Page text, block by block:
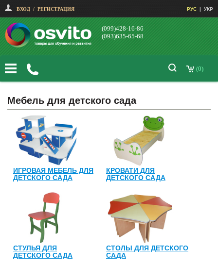
ВХОД / РЕГИСТРАЦИЯ РУС | УКР
(099)428-16-86
(093)635-65-68
(0)
Мебель для детского сада
ИГРОВАЯ МЕБЕЛЬ ДЛЯ
ДЕТСКОГО САДА
КРОВАТИ ДЛЯ
ДЕТСКОГО САДА
СТУЛЬЯ ДЛЯ
ДЕТСКОГО САДА
СТОЛЫ ДЛЯ ДЕТСКОГО
САДА